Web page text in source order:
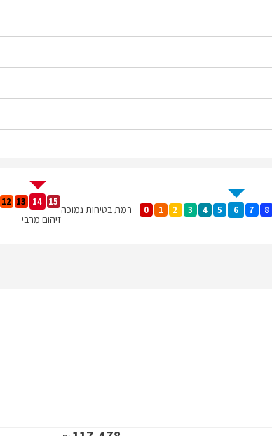
0 1 2 3 4 5 6 7 8 רמת בטיחות נמוכה
12 13 14 15
זיהום מרבי